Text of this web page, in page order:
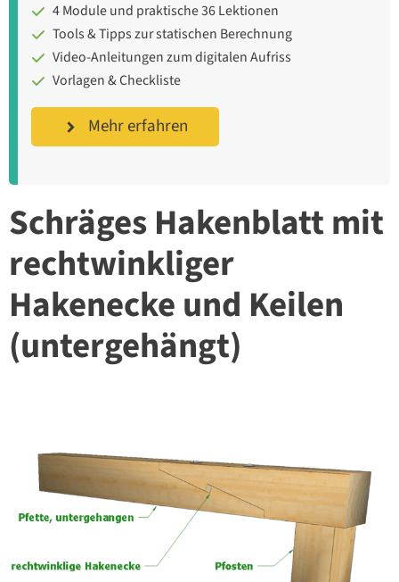
4 Module und praktische 36 Lektionen
Tools & Tipps zur statischen Berechnung
Video-Anleitungen zum digitalen Aufriss
Vorlagen & Checkliste
Mehr erfahren
Schräges Hakenblatt mit
rechtwinkliger
Hakenecke und Keilen
(untergehängt)